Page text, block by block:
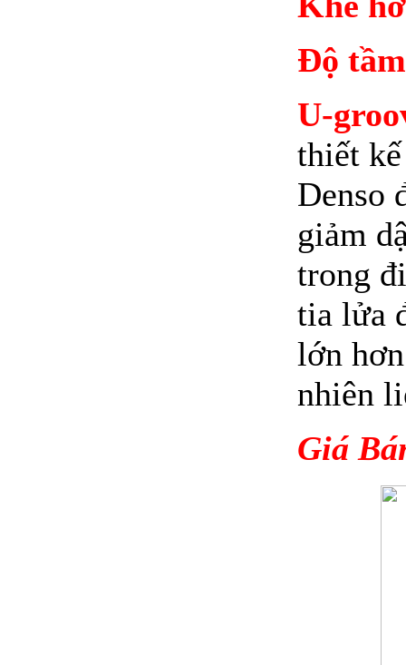
Độ
U-
thiết
Denso
giảm
trong
tia lửa
lớn
nhiên
Giá